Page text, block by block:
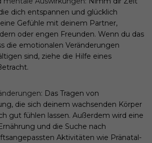
dich entspannen und glücklich
Gefühle mit deinem Partner,
oder engen Freunden. Wenn du das
die emotionalen Veränderungen
sind, ziehe die Hilfe eines
Das Tragen von
die sich deinem wachsenden Körper
gut fühlen lassen. Außerdem wird eine
und die Suche nach
Aktivitäten wie Pränatal-